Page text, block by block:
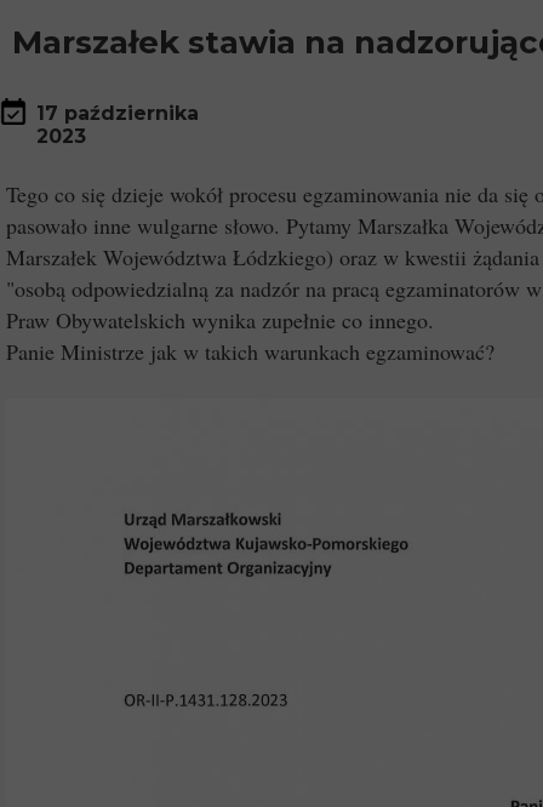
17 października
2023
Tego co się dzieje wokół procesu egzaminowania nie da
pasowało inne wulgarne słowo. Pytamy Marszałka
Marszałek Województwa Łódzkiego) oraz w kwestii
"osobą odpowiedzialną za nadzór na pracą
Praw Obywatelskich wynika zupełnie co innego.
Panie Ministrze jak w takich warunkach egzaminować?
Marszałek stawia na